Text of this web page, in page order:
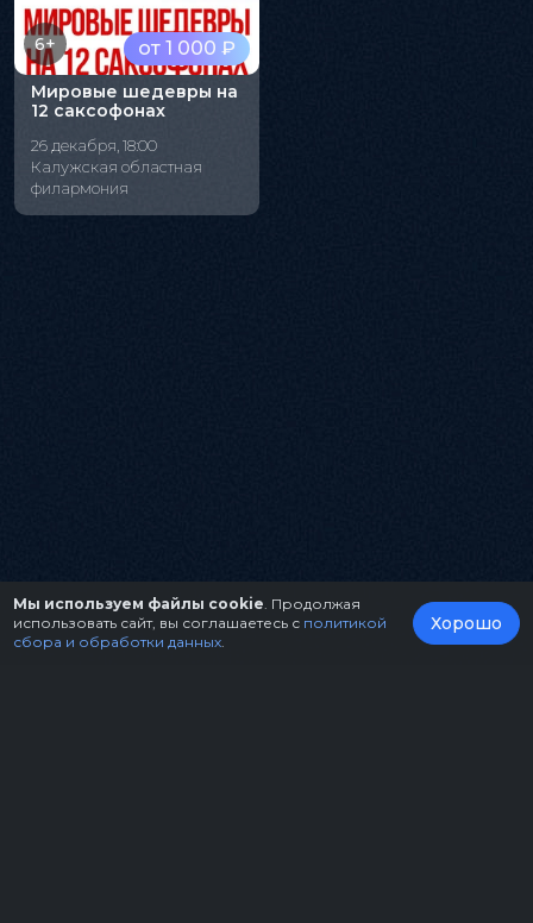
от 1 000 ₽
6+
Мировые шедевры на
12 саксофонах
26 декабря, 18:00
Калужская областная
филармония
Мы используем файлы cookie . Продолжая
использовать сайт, вы соглашаетесь с политикой
сбора и обработки данных
Хорошо